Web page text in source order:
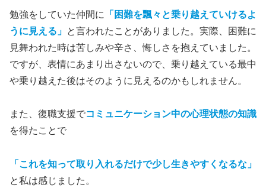
勉強をしていた仲間に 「困難を飄々と乗り越えていけるよ
うに見える」 と言われたことがありました。実際、困難に
見舞われた時は苦しみや辛さ、悔しさを抱えていました。
ですが、表情にあまり出さないので、乗り越えている最中
や乗り越えた後はそのように見えるのかもしれません。
また、復職支援でコミュニケーション中の心理状態の知識
を得たことで
「これを知って取り入れるだけで少し生きやすくなるな」
と私は感じました。